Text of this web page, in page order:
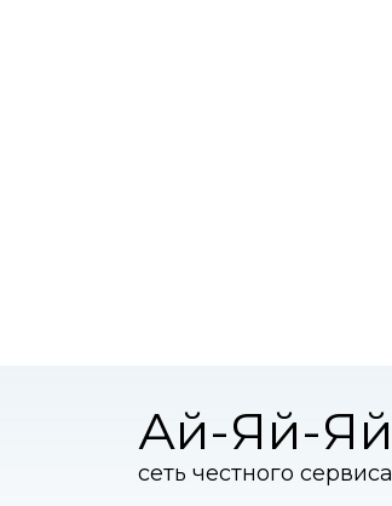
Ай-Яй-Яй
сеть честного сервиса